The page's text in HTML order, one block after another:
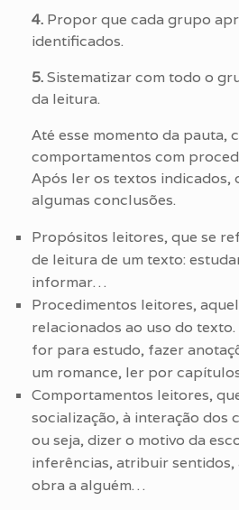
4. Propor que cada grupo
identificados.
5.Sistematizar com todo o
da leitura.
Até esse momento da pauta,
comportamentos com
Após ler os textos indicados,
algumas conclusões.
Propósitos leitores, que se
de leitura de um texto:
informar…
Procedimentos leitores,
relacionados ao uso do
for para estudo, fazer
um romance, ler por
Comportamentos leitores,
socialização, à interação dos
ou seja, dizer o motivo da
inferências, atribuir
obra a alguém…